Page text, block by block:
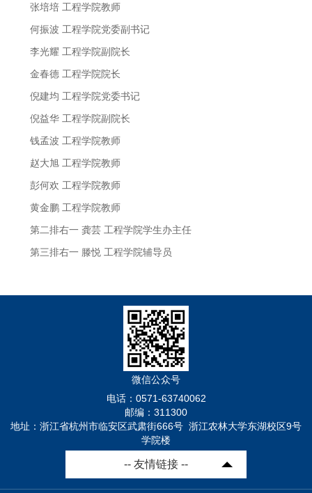
张培培 工程学院教师
何振波 工程学院党委副书记
李光耀 工程学院副院长
金春德 工程学院院长
倪建均 工程学院党委书记
倪益华 工程学院副院长
钱孟波 工程学院教师
赵大旭 工程学院教师
彭何欢 工程学院教师
黄金鹏 工程学院教师
第二排右一 龚芸 工程学院学生办主任
第三排右一 滕悦 工程学院辅导员
微信公众号
电话：0571-63740062
邮编：311300
地址：浙江省杭州市临安区武肃街666号 浙江农林大学东湖校区9号
学院楼
-- 友情链接 --